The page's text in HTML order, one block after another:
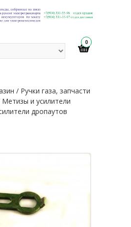
0
/ Ручки газа, запчасти
Метизы и усилители
дропаутов